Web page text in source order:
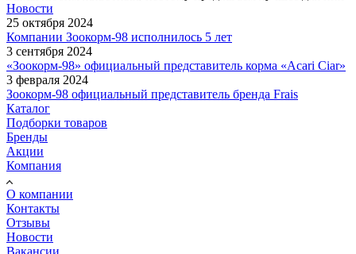
Новости
25 октября 2024
Компании Зоокорм-98 исполнилось 5 лет
3 сентября 2024
«Зоокорм-98» официальный представитель корма «Acari Ciar»
3 февраля 2024
Зоокорм-98 официальный представитель бренда Frais
Каталог
Подборки товаров
Бренды
Акции
Компания
О компании
Контакты
Отзывы
Новости
Вакансии